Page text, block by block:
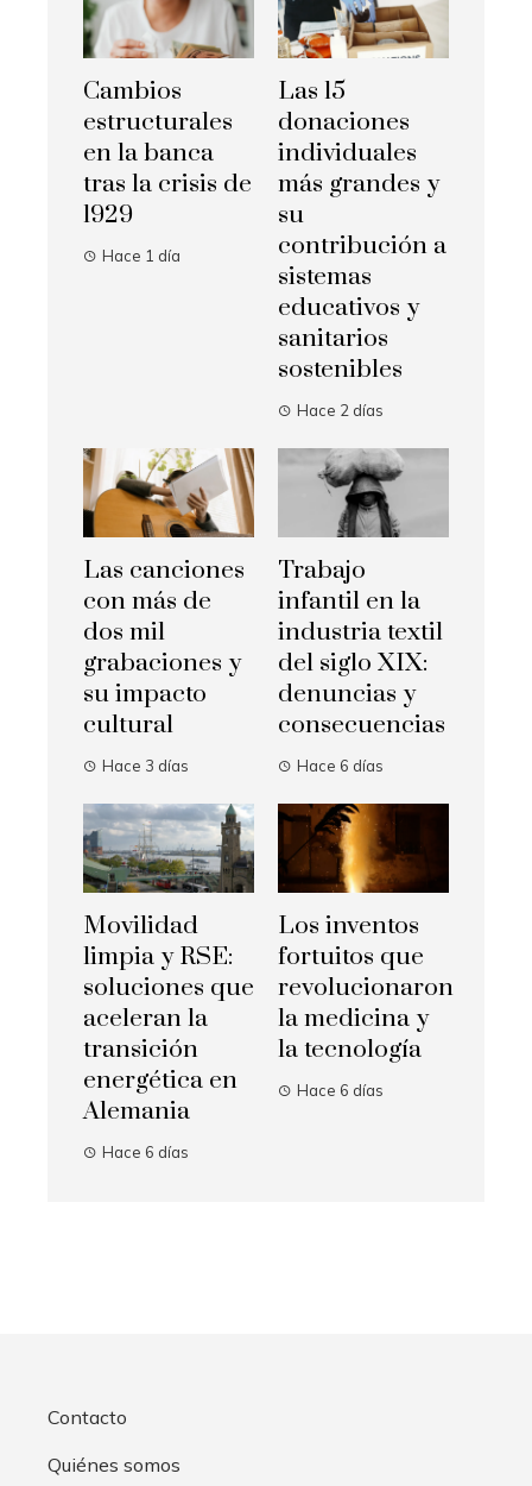
Cambios
estructurales
en la banca
tras la crisis de
1929
Hace 1 día
Las 15
donaciones
individuales
más grandes y
su
contribución a
sistemas
educativos y
sanitarios
sostenibles
Hace 2 días
Las canciones
con más de
dos mil
grabaciones y
su impacto
cultural
Hace 3 días
Trabajo
infantil en la
industria textil
del siglo XIX:
denuncias y
consecuencias
Hace 6 días
Movilidad
limpia y RSE:
soluciones que
aceleran la
transición
energética en
Alemania
Hace 6 días
Los inventos
fortuitos que
revolucionaron
la medicina y
la tecnología
Hace 6 días
Contacto
Quiénes somos